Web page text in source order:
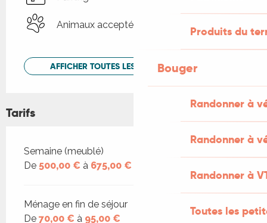
Produits du
Bouger
Randonner à
Randonner à
Randonner à
Toutes les
Animaux acceptés
AFFICHER TOUTES LES PRESTATIONS
Tarifs
Tarifs 2026
Semaine (meublé)
De 500,00 € à 675,00 €
Ménage en fin de séjour
De 70,00 € à 95,00 €